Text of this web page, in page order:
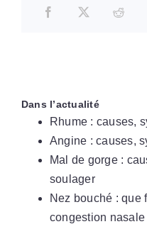
Dans l’actualité
Rhume : causes,
Angine : causes,
Mal de gorge :
soulager
Nez bouché : que
congestion nasale